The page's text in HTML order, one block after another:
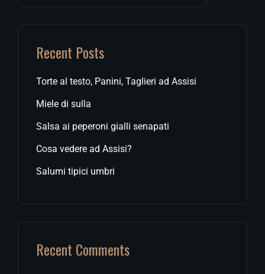
Recent Posts
Torte al testo, Panini, Taglieri ad Assisi
Miele di sulla
Salsa ai peperoni gialli senapati
Cosa vedere ad Assisi?
Salumi tipici umbri
Recent Comments